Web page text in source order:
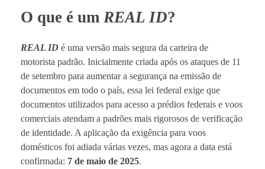
O que é um REAL ID?
REAL ID é uma versão mais segura da carteira de
motorista padrão. Inicialmente criada após os ataques de 11
de setembro para aumentar a segurança na emissão de
documentos em todo o país, essa lei federal exige que
documentos utilizados para acesso a prédios federais e voos
comerciais atendam a padrões mais rigorosos de verificação
de identidade. A aplicação da exigência para voos
domésticos foi adiada várias vezes, mas agora a data está
confirmada: 7 de maio de 2025.